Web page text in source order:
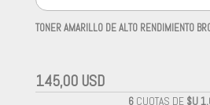
TONER AMARILLO DE ALTO RENDIMIENTO
145,00 USD
6CUOTAS DE $U